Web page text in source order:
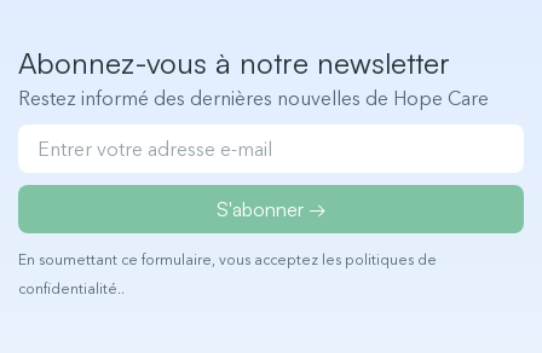
Abonnez-vous à notre newsletter
Restez informé des dernières nouvelles de Hope Care
S'abonner →
En soumettant ce formulaire, vous acceptez les politiques de
confidentialité.